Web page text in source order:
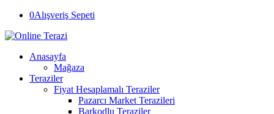
0Alışveriş Sepeti
Anasayfa
Mağaza
Teraziler
Fiyat Hesaplamalı Teraziler
Pazarcı Market Terazileri
Barkodlu Teraziler